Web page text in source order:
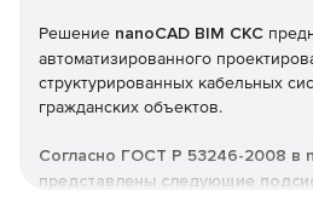
Решение nanoCAD BIM СКС
автоматизированного
структурированных кабельных
гражданских объектов.
Согласно ГОСТ Р 53246-2008 в
представлены следующие